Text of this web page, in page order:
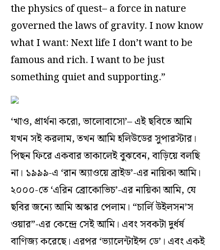
the physics of quest– a force in nature
governed the laws of gravity. I now know
what I want: Next life I don’t want to be
famous and rich. I want to be just
something quiet and supporting.”
‘খাও, প্রার্থনা করো, ভালোবাসো’– এই ছবিতে আমি
যখন সই করলাম, তখন আমি হলিউডের সুপারস্টার।
পিছন ফিরে একবার তাকালেই বুঝবেন, বাড়িয়ে বলছি
না। ১৯৯৯-এ ‘রান অ্যাওয়ে ব্রাইড’-এর নায়িকা আমি।
২০০০-তে ‘এরিন ব্রোকোভিচ’-এর নায়িকা আমি, যে
ছবির জন্যে আমি অস্কার পেলাম। “চার্লি উইলসন’স
ওয়ার”-এর কেন্দ্রে সেই আমি। এবং সবকটা দুর্ধর্ষ
বাণিজ্য করেছে। এরপর ‘ভ্যালেন্টাইন্স ডে’। এবং একই